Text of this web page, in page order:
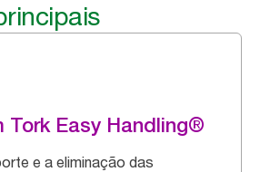
Tork Easy Handling®
e a eliminação das